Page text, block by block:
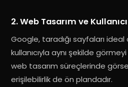
2. Web Tasarım ve
Google, taradığı sayfaları
kullanıcıyla aynı şekilde
web tasarım süreçlerinde
erişilebilirlik de ön plandadır.